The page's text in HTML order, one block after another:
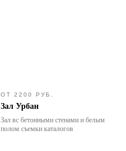
ОТ 2200 РУБ.
Зал Урбан
Зал вс бетонными стенами и белым
полом съемки каталогов